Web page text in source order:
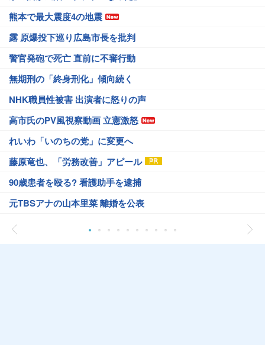
熊本で最大震度4の地震
露 原爆投下巡り広島市長を批判
警官発砲で死亡 直前に不審行動
無期刑の「終身刑化」傾向続く
NHK職員性被害 出演者に怒りの声
高市氏のPV風視察動画 立憲激怒
れいわ「いのちの党」に変更へ
藤原竜也、「労務改善」アピール
90歳患者を殴る? 看護助手を逮捕
元TBSアナの山本里菜 離婚を公表